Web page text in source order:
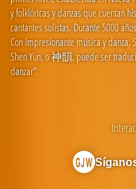
y folklóricas y danzas que cuentan
cantantes solistas. Durante 5000
Con impresionante música y danza,
Shen Yun, o 神韻, puede ser
danzar”.